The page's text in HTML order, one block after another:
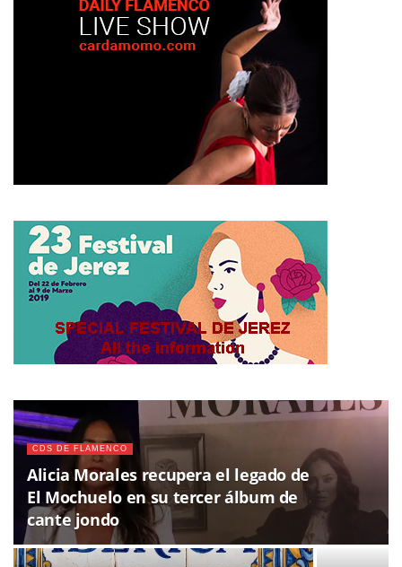
CDS DE FLAMENCO
Alicia Morales recupera el legado de
El Mochuelo en su tercer álbum de
cante jondo